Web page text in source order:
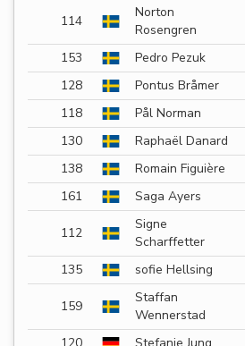
114
Norton
Rosengren
153
Pedro Pezuk
128
Pontus Bråmer
118
Pål Norman
130
Raphaël Danard
138
Romain Figuière
161
Saga Ayers
112
Signe
Scharffetter
135 sofie Hellsing
159
Staffan
Wennerstad